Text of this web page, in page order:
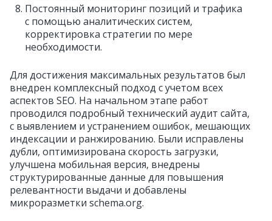
Постоянный мониторинг позиций и трафика
с помощью аналитических систем,
корректировка стратегии по мере
необходимости.
Для достижения максимальных результатов был
внедрен комплексный подход с учетом всех
аспектов SEO. На начальном этапе работ
проводился подробный технический аудит сайта,
с выявлением и устранением ошибок, мешающих
индексации и ранжированию. Были исправлены
дубли, оптимизирована скорость загрузки,
улучшена мобильная версия, внедрены
структурированные данные для повышения
релевантности выдачи и добавлены
микроразметки schema.org.